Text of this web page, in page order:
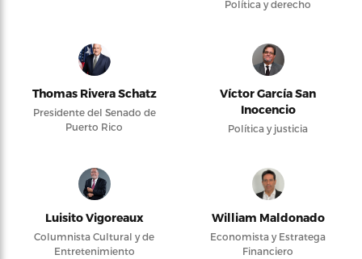
Política y derecho
Thomas Rivera Schatz
Presidente del Senado de
Puerto Rico
Víctor García San
Inocencio
Política y justicia
Luisito Vigoreaux
Columnista Cultural y de
Entretenimiento
William Maldonado
Economista y Estratega
Financiero